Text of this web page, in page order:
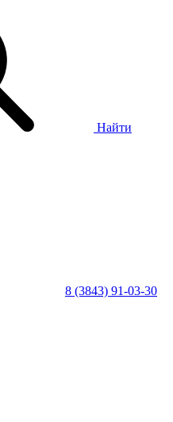
Найти
8 (3843) 91-03-30